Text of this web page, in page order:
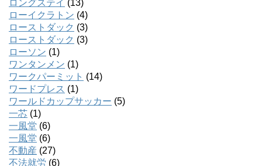
ロングステイ (13)
ローイクラトン (4)
ローストダック (3)
ローストダック (3)
ローソン (1)
ワンタンメン (1)
ワークパーミット (14)
ワードプレス (1)
ワールドカップサッカー (5)
一芯 (1)
一風堂 (6)
一風堂 (6)
不動産 (27)
不法就労 (6)